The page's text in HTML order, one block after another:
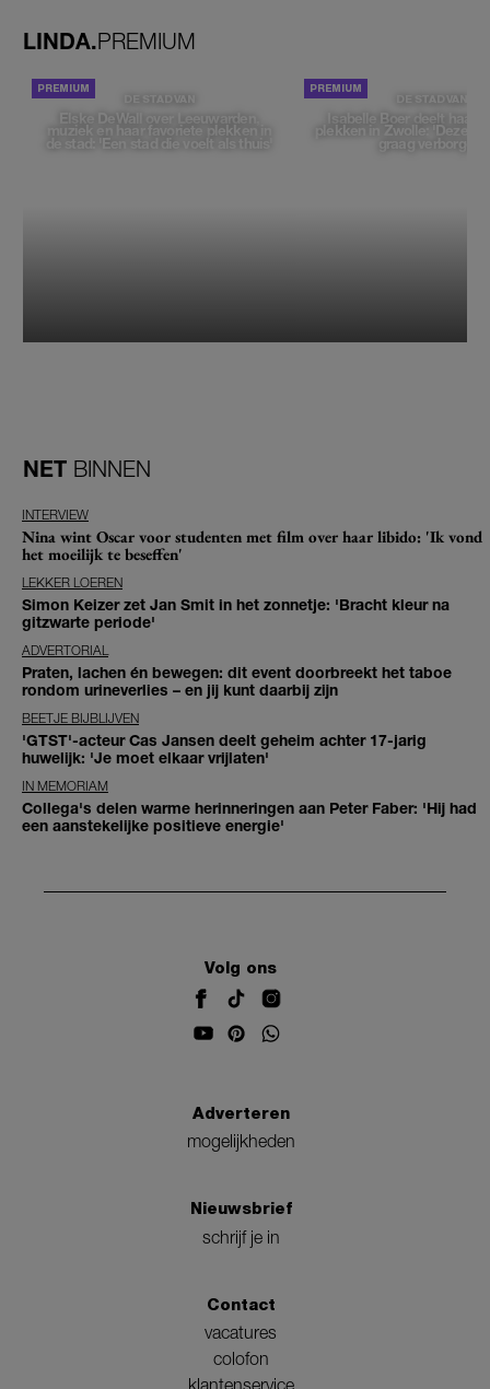
LINDA.PREMIUM
DE STAD VAN
Elske DeWall over Leeuwarden,
muziek en haar favoriete plekken in
de stad: 'Een stad die voelt als thuis'
DE STAD VAN
Isabelle Boer deelt haar
plekken in Zwolle: 'Deze
graag verborgen'
NET BINNEN
INTERVIEW
Nina wint Oscar voor studenten met film over haar libido: 'Ik vond
het moeilijk te beseffen'
LEKKER LOEREN
Simon Keizer zet Jan Smit in het zonnetje: 'Bracht kleur na
gitzwarte periode'
ADVERTORIAL
Praten, lachen én bewegen: dit event doorbreekt het taboe
rondom urineverlies – en jij kunt daarbij zijn
BEETJE BIJBLIJVEN
'GTST'-acteur Cas Jansen deelt geheim achter 17-jarig
huwelijk: 'Je moet elkaar vrijlaten'
IN MEMORIAM
Collega's delen warme herinneringen aan Peter Faber: 'Hij had
een aanstekelijke positieve energie'
Volg ons
Adverteren
mogelijkheden
Nieuwsbrief
schrijf je in
Contact
vacatures
colofon
klantenservice